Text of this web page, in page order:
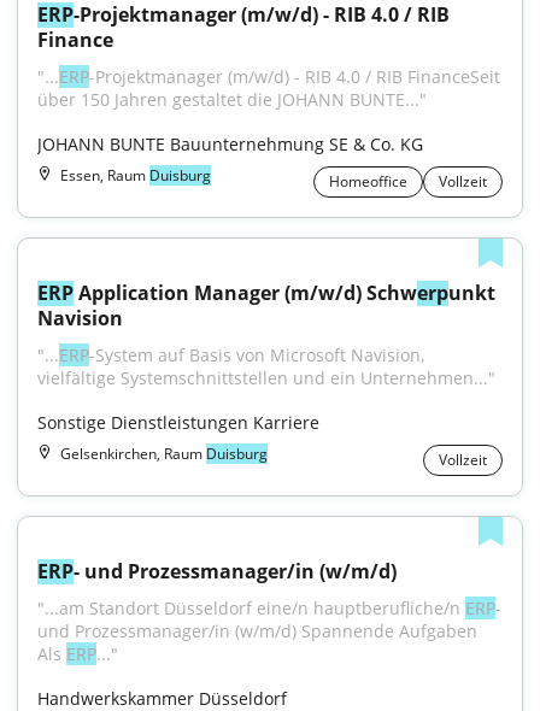
ERP-Projektmanager (m/w/d) - RIB 4.0 / RIB
Finance
"...ERP-Projektmanager (m/w/d) - RIB 4.0 / RIB FinanceSeit
über 150 Jahren gestaltet die JOHANN BUNTE..."
JOHANN BUNTE Bauunternehmung SE & Co. KG
Essen, Raum Duisburg Homeoffice Vollzeit
ERP Application Manager (m/w/d) Schwerpunkt
Navision
"...ERP-System auf Basis von Microsoft Navision,
vielfältige Systemschnittstellen und ein Unternehmen..."
Sonstige Dienstleistungen Karriere
Gelsenkirchen, Raum Duisburg Vollzeit
ERP- und Prozessmanager/in (w/m/d)
"...am Standort Düsseldorf eine/n hauptberufliche/n ERP-
und Prozessmanager/in (w/m/d) Spannende Aufgaben
Als ERP..."
Handwerkskammer Düsseldorf